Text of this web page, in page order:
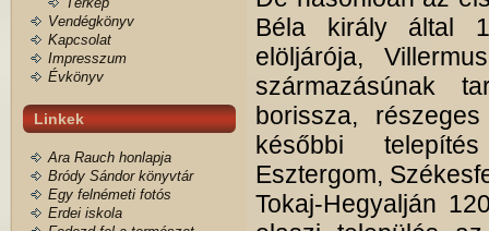
Vendégkönyv
Kapcsolat
Impresszum
Évkönyv
Linkek
Ara Rauch honlapja
Bródy Sándor könyvtár
Egy felnémeti fotós
Erdei iskola
Béla király által
elöljárója,
származásúnak
borissza,
későbbi
Esztergom,
Tokaj-Hegyalján